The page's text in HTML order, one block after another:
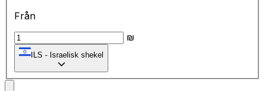
Från
₪
ILS - Israelisk shekel